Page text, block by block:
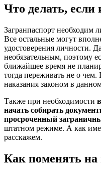
Что делать, если
Загранпаспорт необходим
Все остальные могут
удостоверения личности.
необязательным, поэтому
ближайшее время не
тогда переживать не о
наказания законом в
Также при необходимости
начать собирать
просроченный
штатном режиме. А как
расскажем.
Как поменять